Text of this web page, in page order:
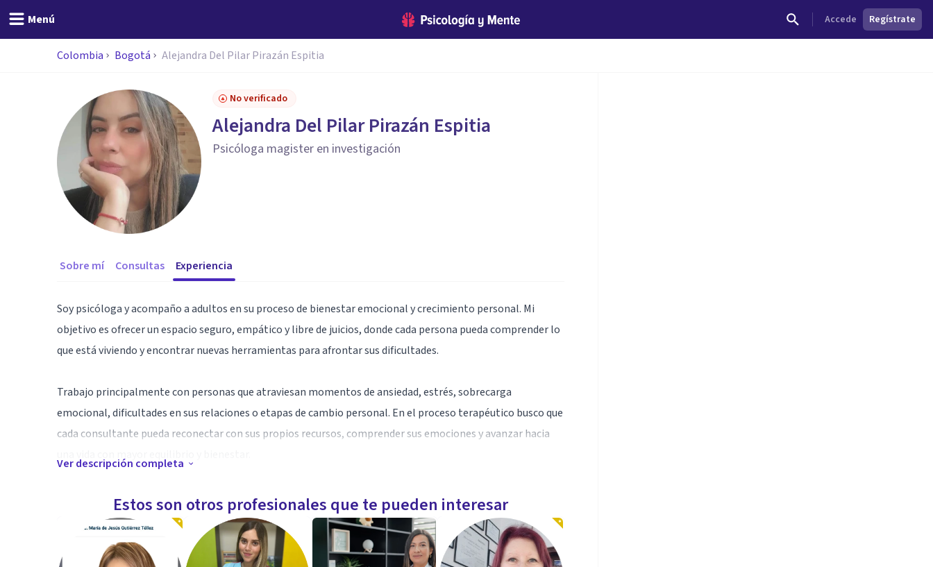
Menú Accede Regístrate
Colombia Bogotá Alejandra Del Pilar Pirazán Espitia
No verificado
Alejandra Del Pilar Pirazán Espitia
Psicóloga magister en investigación
Sobre mí Consultas Experiencia
Soy psicóloga y acompaño a adultos en su proceso de bienestar emocional y crecimiento personal. Mi
objetivo es ofrecer un espacio seguro, empático y libre de juicios, donde cada persona pueda comprender lo
que está viviendo y encontrar nuevas herramientas para afrontar sus dificultades.
Trabajo principalmente con personas que atraviesan momentos de ansiedad, estrés, sobrecarga
emocional, dificultades en sus relaciones o etapas de cambio personal. En el proceso terapéutico busco que
cada consultante pueda reconectar con sus propios recursos, comprender sus emociones y avanzar hacia
Mi enfoque integra la escucha profunda, la conciencia emocional y herramientas prácticas que faciliten
cambios reales en la vida cotidiana.
Si estás pasando por un momento difícil o simplemente deseas conocerte mejor y fortalecer tu bienestar
Ver descripción completa
Estos son otros profesionales que te pueden interesar